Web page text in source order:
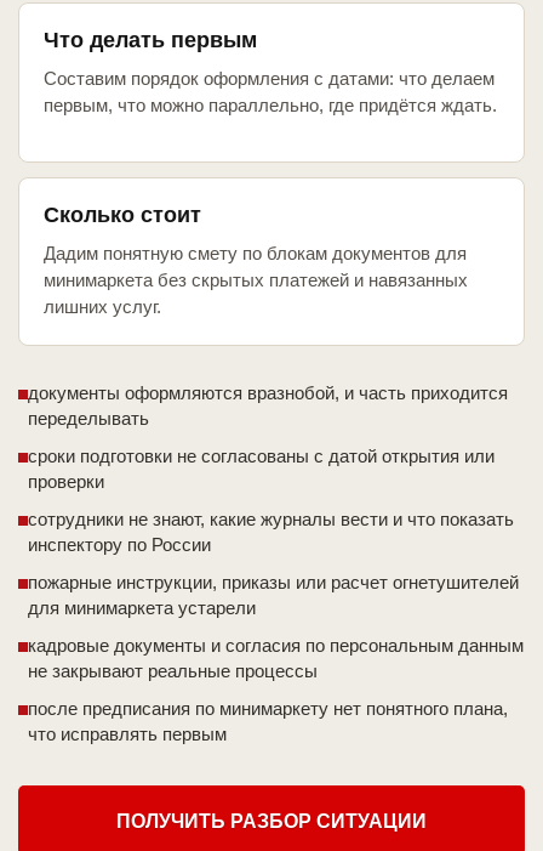
Что делать первым
Составим порядок оформления с датами: что делаем
первым, что можно параллельно, где придётся ждать.
Сколько стоит
Дадим понятную смету по блокам документов для
минимаркета без скрытых платежей и навязанных
лишних услуг.
документы оформляются вразнобой, и часть приходится
переделывать
сроки подготовки не согласованы с датой открытия или
проверки
сотрудники не знают, какие журналы вести и что показать
инспектору по России
пожарные инструкции, приказы или расчет огнетушителей
для минимаркета устарели
кадровые документы и согласия по персональным данным
не закрывают реальные процессы
после предписания по минимаркету нет понятного плана,
что исправлять первым
ПОЛУЧИТЬ РАЗБОР СИТУАЦИИ